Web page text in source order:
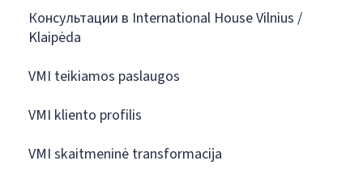
Консультации в International House Vilnius /
Klaipėda
VMI teikiamos paslaugos
VMI kliento profilis
VMI skaitmeninė transformacija